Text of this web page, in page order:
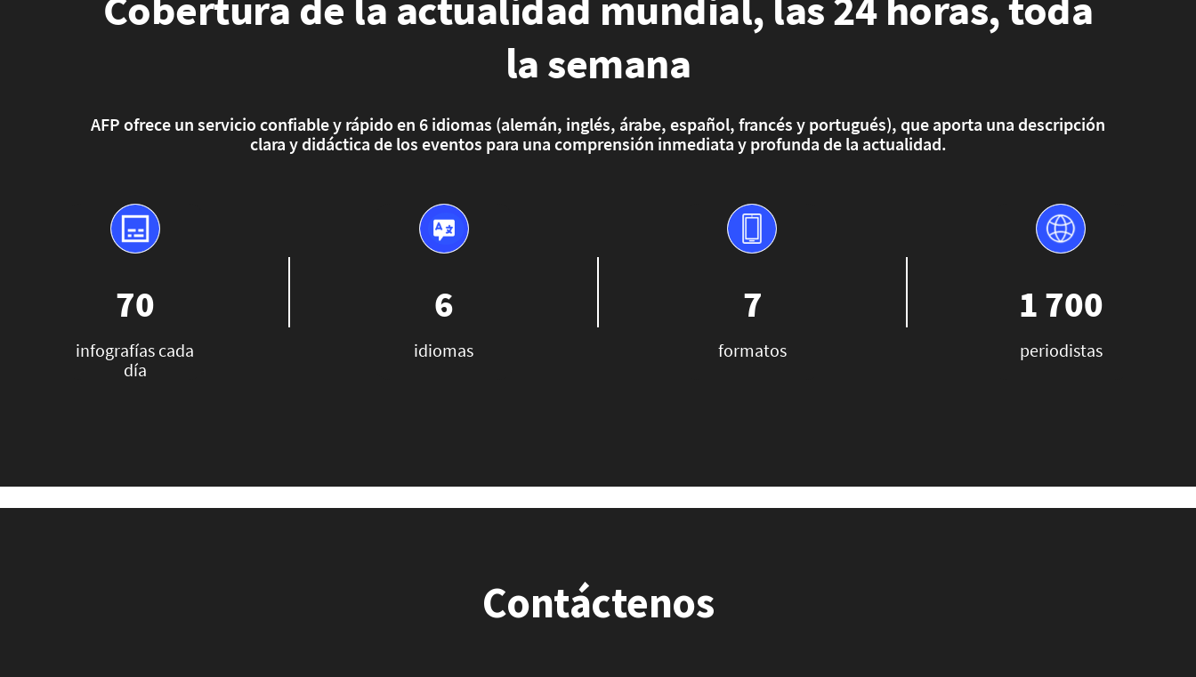
la semana
AFP ofrece un servicio confiable y rápido en 6 idiomas (alemán, inglés, árabe, español, francés y portugués), que aporta una descripción
clara y didáctica de los eventos para una comprensión inmediata y profunda de la actualidad.
70
infografías cada
día
6
idiomas
7
formatos
1 700
periodistas
Contáctenos